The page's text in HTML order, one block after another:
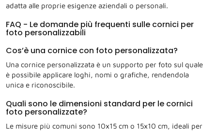
adatta alle proprie esigenze aziendali o personali.
FAQ - Le domande più frequenti sulle cornici per
foto personalizzabili
Cos’è una cornice con foto personalizzata?
Una cornice personalizzata è un supporto per foto sul quale
è possibile applicare loghi, nomi o grafiche, rendendola
unica e riconoscibile.
Quali sono le dimensioni standard per le cornici
foto personalizzate?
Le misure più comuni sono 10x15 cm o 15x10 cm, ideali per